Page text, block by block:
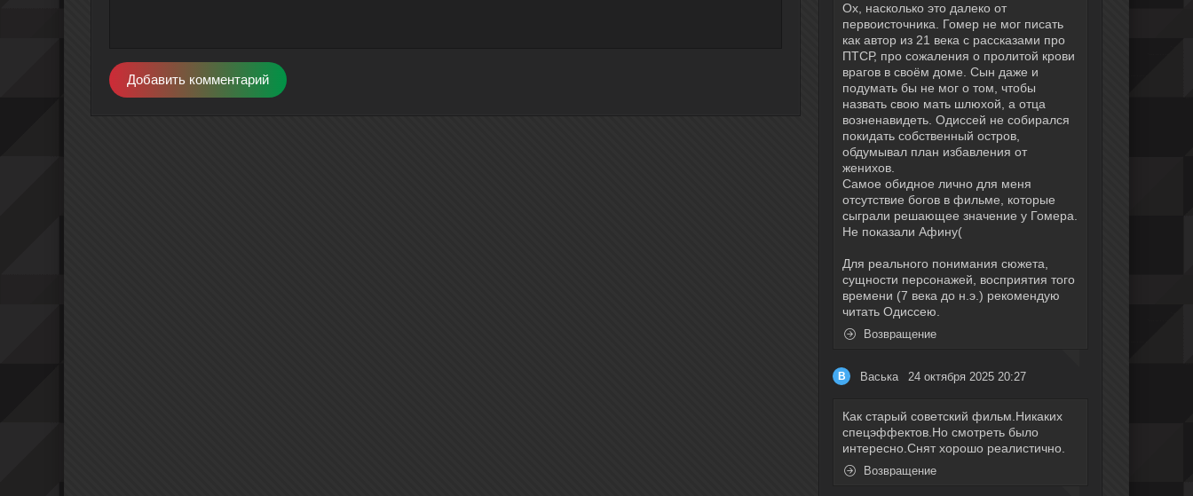
Ох, насколько это далеко от
первоисточника. Гомер не мог писать
как автор из 21 века с рассказами про
ПТСР, про сожаления о пролитой крови
врагов в своём доме. Сын даже и
подумать бы не мог о том, чтобы
назвать свою мать шлюхой, а отца
возненавидеть. Одиссей не собирался
покидать собственный остров,
обдумывал план избавления от
женихов.
Самое обидное лично для меня
отсутствие богов в фильме, которые
сыграли решающее значение у Гомера.
Не показали Афину(
Для реального понимания сюжета,
сущности персонажей, восприятия того
времени (7 века до н.э.) рекомендую
читать Одиссею.
Возвращение
В Васька 24 октября 2025 20:27
Как старый советский фильм.Никаких
спецэффектов.Но смотреть было
интересно.Снят хорошо реалистично.
Возвращение
Добавить комментарий